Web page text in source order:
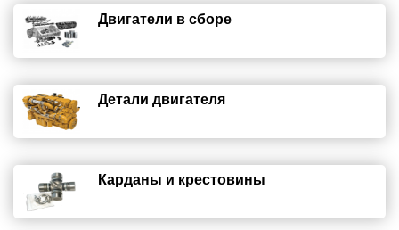
Двигатели в сборе
Детали двигателя
Карданы и крестовины